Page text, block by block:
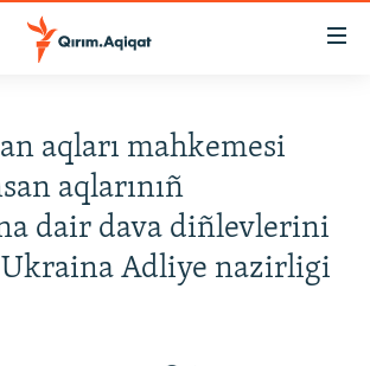
aqları mahkemesi
aqlarınıñ
dair dava diñlevlerini
Adliye nazirligi